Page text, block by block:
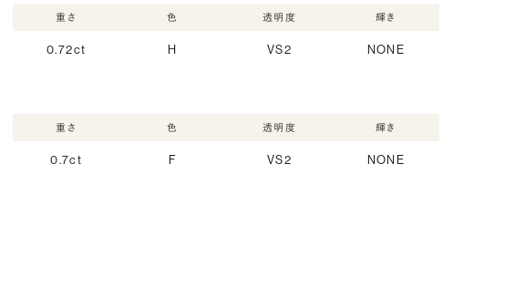
重さ
0.72ct
色
H
透明度
VS2
輝き
NONE
重さ
0.7ct
色
F
透明度
VS2
輝き
NONE